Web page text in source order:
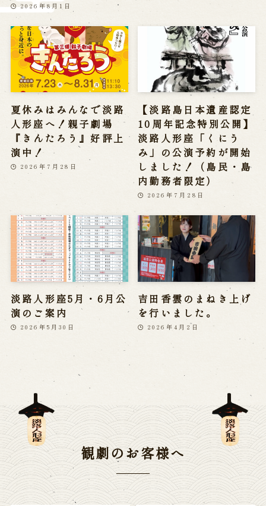
関連施設
通販サイトうずのくに
道の駅うずしお
うずの丘大鳴門橋記念館
2026年8月1日
夏休みはみんなで淡路
人形座へ！親子劇場
『きんたろう』好評上
演中！
2026年7月28日
【淡路島日本遺産認定
10周年記念特別公開】
淡路人形座「くにう
み」の公演予約が開始
しました！（島民・島
内勤務者限定）
2026年7月28日
淡路人形座5月・6月公
演のご案内
2026年5月30日
吉田香雲のまねき上げ
を行いました。
2026年4月2日
観劇のお客様へ